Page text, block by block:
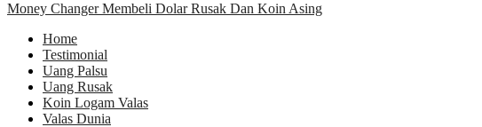
Money Changer Membeli Dolar Rusak Dan Koin Asing
Home
Testimonial
Uang Palsu
Uang Rusak
Koin Logam Valas
Valas Dunia